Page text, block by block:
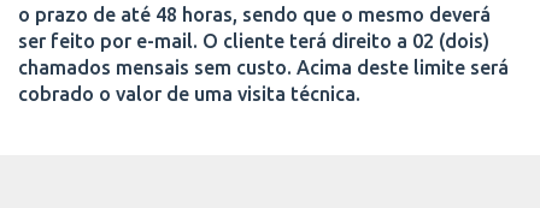
o prazo de até 48 horas, sendo que o mesmo deverá
ser feito por e-mail. O cliente terá direito a 02 (dois)
chamados mensais sem custo. Acima deste limite será
cobrado o valor de uma visita técnica.